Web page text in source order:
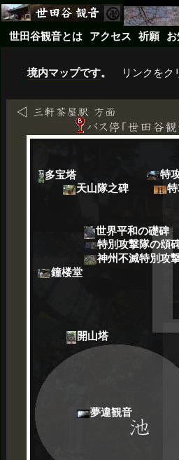
世田谷観音とは アクセス 祈願
境内マップです。 リンクをク
特
夢違観音
鐘楼堂
開山塔
多宝塔
天山隊之碑
神州不滅特別攻
世界平和の礎碑
特別攻撃隊の頌